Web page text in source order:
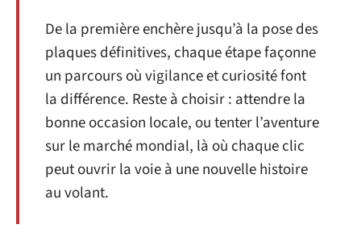
De la première enchère jusqu’à la pose des
plaques définitives, chaque étape façonne
un parcours où vigilance et curiosité font
la différence. Reste à choisir : attendre la
bonne occasion locale, ou tenter l’aventure
sur le marché mondial, là où chaque clic
peut ouvrir la voie à une nouvelle histoire
au volant.